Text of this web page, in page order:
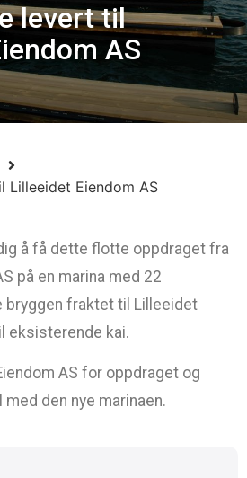
levert til
AS
Lilleeidet Eiendom AS
å få dette flotte oppdraget fra
på en marina med 22
bryggen fraktet til Lilleeidet
eksisterende kai.
AS for oppdraget og
den nye marinaen.